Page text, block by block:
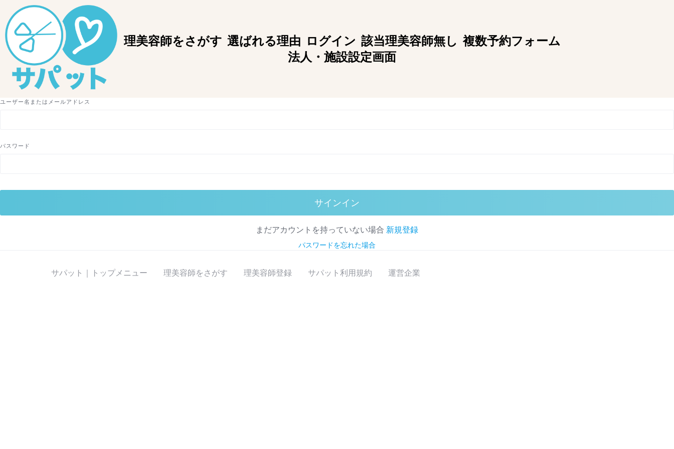
理美容師をさがす 選ばれる理由 ログイン 該当理美容師無し 複数予約フォーム
法人・施設設定画面
ユーザー名またはメールアドレス
パスワード
サインイン
まだアカウントを持っていない場合 新規登録
パスワードを忘れた場合
サパット｜トップメニュー 理美容師をさがす 理美容師登録 サパット利用規約 運営企業